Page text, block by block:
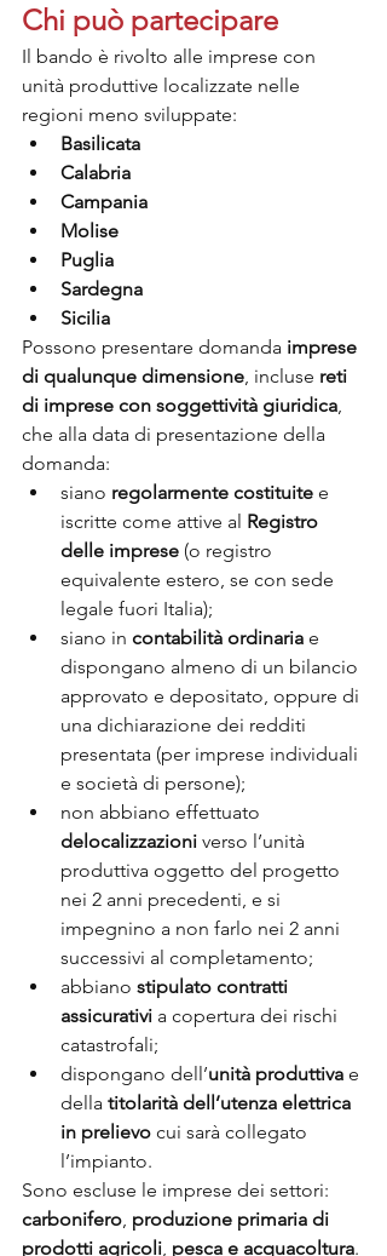
Chi può partecipare
Il bando è rivolto alle imprese con
unità produttive localizzate nelle
regioni meno sviluppate:
Basilicata
Calabria
Campania
Molise
Puglia
Sardegna
Sicilia
Possono presentare domanda imprese
di qualunque dimensione , incluse reti
di imprese con soggettività giuridica
che alla data di presentazione della
domanda:
siano regolarmente costituite e
iscritte come attive al Registro
delle imprese (o registro
equivalente estero, se con sede
legale fuori Italia);
siano in contabilità ordinaria e
dispongano almeno di un bilancio
approvato e depositato, oppure di
una dichiarazione dei redditi
presentata (per imprese individuali
e società di persone);
non abbiano effettuato
delocalizzazioni verso l’unità
produttiva oggetto del progetto
nei 2 anni precedenti, e si
impegnino a non farlo nei 2 anni
successivi al completamento;
abbiano stipulato contratti
assicurativi a copertura dei rischi
catastrofali;
dispongano dell’unità produttiva e
della titolarità dell’utenza elettrica
in prelievo cui sarà collegato
l’impianto.
Sono escluse le imprese dei settori:
carbonifero produzione primaria di
prodotti agricoli pesca e acquacoltura.